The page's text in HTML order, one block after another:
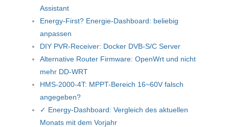
Assistant
Energy-First? Energie-Dashboard: beliebig
anpassen
DIY PVR-Receiver: Docker DVB-S/C Server
Alternative Router Firmware: OpenWrt und nicht
mehr DD-WRT
HMS-2000-4T: MPPT-Bereich 16~60V falsch
angegeben?
✓ Energy-Dashboard: Vergleich des aktuellen
Monats mit dem Vorjahr